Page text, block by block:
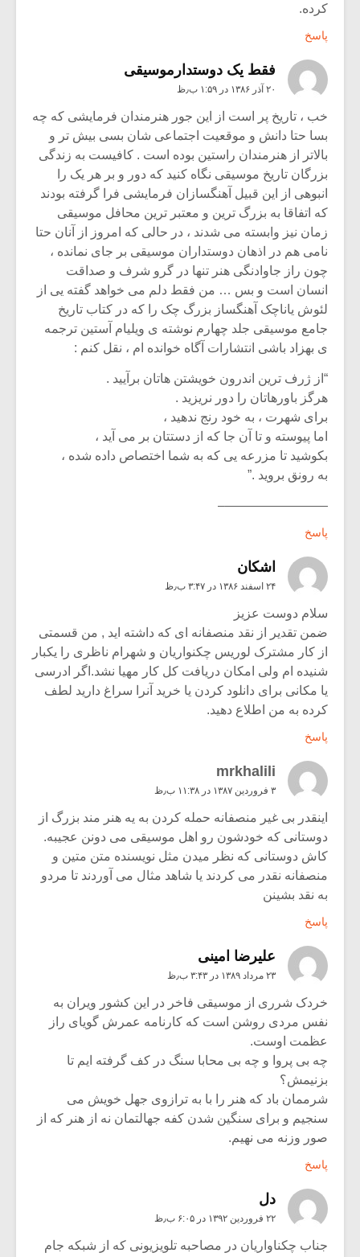
کرده.
پاسخ
فقط یک دوستدارموسیقی
۲۰ آذر ۱۳۸۶ در ۱:۵۹ ب٫ظ
خب ، تاریخ پر است از این جور هنرمندان فرمایشی که چه
بسا حتا دانش و موقعیت اجتماعی شان بسی بیش تر و
بالاتر از هنرمندان راستین بوده است . کافیست به زندگی
بزرگان تاریخ موسیقی نگاه کنید که دور و بر هر یک را
انبوهی از این قبیل آهنگسازان فرمایشی فرا گرفته بودند
که اتفاقا به بزرگ ترین و معتبر ترین محافل موسیقی
زمان نیز وابسته می شدند ، در حالی که امروز از آنان حتا
نامی هم در اذهان دوستداران موسیقی بر جای نمانده ،
چون راز جاوادنگی هنر تنها در گرو شرف و صداقت
انسان است و بس … من فقط دلم می خواهد گفته یی از
لئوش یاناچک آهنگساز بزرگ چک را که در کتاب تاریخ
جامع موسیقی جلد چهارم نوشته ی ویلیام آستین ترجمه
ی بهزاد باشی انتشارات آگاه خوانده ام ، نقل کنم :
“از ژرف ترین اندرون خویشتن هاتان برآیید .
هرگز باورهاتان را دور نریزید .
برای شهرت ، به خود رنج ندهید ،
اما پیوسته و تا آن جا که از دستتان بر می آید ،
بکوشید تا مزرعه یی که به شما اختصاص داده شده ،
به رونق بروید .”
————————–
پاسخ
اشکان
۲۴ اسفند ۱۳۸۶ در ۳:۴۷ ب٫ظ
سلام دوست عزیز
ضمن تقدیر از نقد منصفانه ای که داشته اید , من قسمتی
از کار مشترک لوریس چکنواریان و شهرام ناظری را یکبار
شنیده ام ولی امکان دریافت کل کار مهیا نشد.اگر ادرسی
یا مکانی برای دانلود کردن یا خرید آنرا سراغ دارید لطف
کرده به من اطلاع دهید.
پاسخ
mrkhalili
۳ فروردین ۱۳۸۷ در ۱۱:۳۸ ب٫ظ
اینقدر بی غیر منصفانه حمله کردن به یه هنر مند بزرگ از
دوستانی که خودشون رو اهل موسیقی می دونن عجیبه.
کاش دوستانی که نظر میدن مثل نویسنده متن متین و
منصفانه نقدر می کردند یا شاهد مثال می آوردند تا مردو
به نقد بشینن
پاسخ
علیرضا امینی
۲۳ مرداد ۱۳۸۹ در ۳:۴۳ ب٫ظ
خردک شرری از موسیقی فاخر در این کشور ویران به
نفس مردی روشن است که کارنامه عمرش گویای راز
عظمت اوست.
چه بی پروا و چه بی محابا سنگ در کف گرفته ایم تا
بزنیمش؟
شرممان باد که هنر را با به ترازوی جهل خویش می
سنجیم و برای سنگین شدن کفه جهالتمان نه از هنر که از
صور وزنه می نهیم.
پاسخ
دل
۲۲ فروردین ۱۳۹۲ در ۶:۰۵ ب٫ظ
جناب چکناواریان در مصاحبه تلویزیونی که از شبکه جام